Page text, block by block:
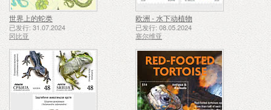
世界上的蛇类
已发行: 31.07.2024
冈比亚
欧洲 - 水下动植物
已发行: 08.05.2024
塞尔维亚